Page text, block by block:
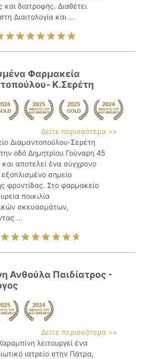
και διατροφής. Διαθέτει
Διαιτολογία και ...
Φαρμακεία
Κ.Σερέτη
Δείτε περισσότερα >>
Διαμαντοπούλου-Σερέτη
οδό Δημητρίου Γούναρη 45
αποτελεί ένα σύγχρονο
σημείο
φροντίδας. Στο φαρμακείο
ποικιλία
σκευασμάτων,
...
Ανθούλα Παιδίατρος -
Δείτε περισσότερα >>
λειτουργεί ένα
ιατρείο στην Πάτρα,